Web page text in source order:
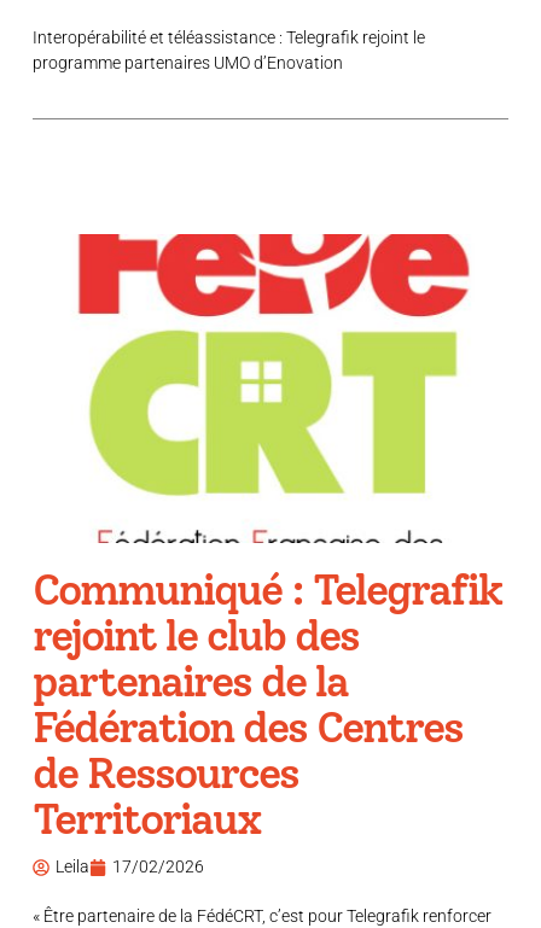
Interopérabilité et téléassistance : Telegrafik rejoint le
programme partenaires UMO d’Enovation
Communiqué : Telegrafik
rejoint le club des
partenaires de la
Fédération des Centres
de Ressources
Territoriaux
Leila 17/02/2026
« Être partenaire de la FédéCRT, c’est pour Telegrafik renforcer